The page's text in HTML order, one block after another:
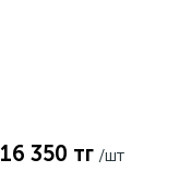
16 350 тг /шт